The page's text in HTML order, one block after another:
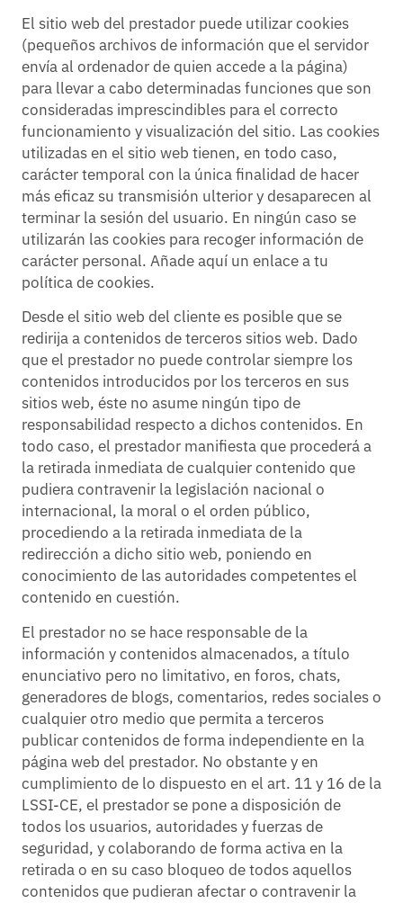
El sitio web del prestador puede utilizar cookies
(pequeños archivos de información que el servidor
envía al ordenador de quien accede a la página)
para llevar a cabo determinadas funciones que son
consideradas imprescindibles para el correcto
funcionamiento y visualización del sitio. Las cookies
utilizadas en el sitio web tienen, en todo caso,
carácter temporal con la única finalidad de hacer
más eficaz su transmisión ulterior y desaparecen al
terminar la sesión del usuario. En ningún caso se
utilizarán las cookies para recoger información de
carácter personal. Añade aquí un enlace a tu
política de cookies.
Desde el sitio web del cliente es posible que se
redirija a contenidos de terceros sitios web. Dado
que el prestador no puede controlar siempre los
contenidos introducidos por los terceros en sus
sitios web, éste no asume ningún tipo de
responsabilidad respecto a dichos contenidos. En
todo caso, el prestador manifiesta que procederá a
la retirada inmediata de cualquier contenido que
pudiera contravenir la legislación nacional o
internacional, la moral o el orden público,
procediendo a la retirada inmediata de la
redirección a dicho sitio web, poniendo en
conocimiento de las autoridades competentes el
contenido en cuestión.
El prestador no se hace responsable de la
información y contenidos almacenados, a título
enunciativo pero no limitativo, en foros, chats,
generadores de blogs, comentarios, redes sociales o
cualquier otro medio que permita a terceros
publicar contenidos de forma independiente en la
página web del prestador. No obstante y en
cumplimiento de lo dispuesto en el art. 11 y 16 de la
LSSI-CE, el prestador se pone a disposición de
todos los usuarios, autoridades y fuerzas de
seguridad, y colaborando de forma activa en la
retirada o en su caso bloqueo de todos aquellos
contenidos que pudieran afectar o contravenir la